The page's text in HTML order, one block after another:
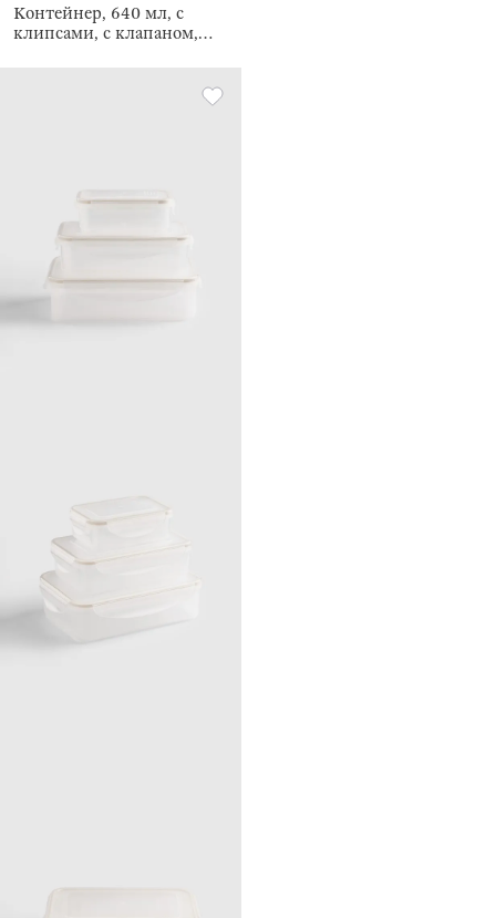
Контейнер, 640 мл, с
клипсами, с клапаном,